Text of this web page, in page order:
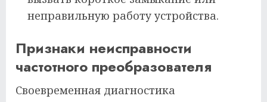
неправильную работу устройства.
Признаки неисправности
частотного преобразователя
Своевременная диагностика